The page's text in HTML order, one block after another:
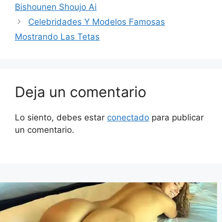
Bishounen Shoujo Ai
Celebridades Y Modelos Famosas
Mostrando Las Tetas
Deja un comentario
Lo siento, debes estar conectado para publicar
un comentario.